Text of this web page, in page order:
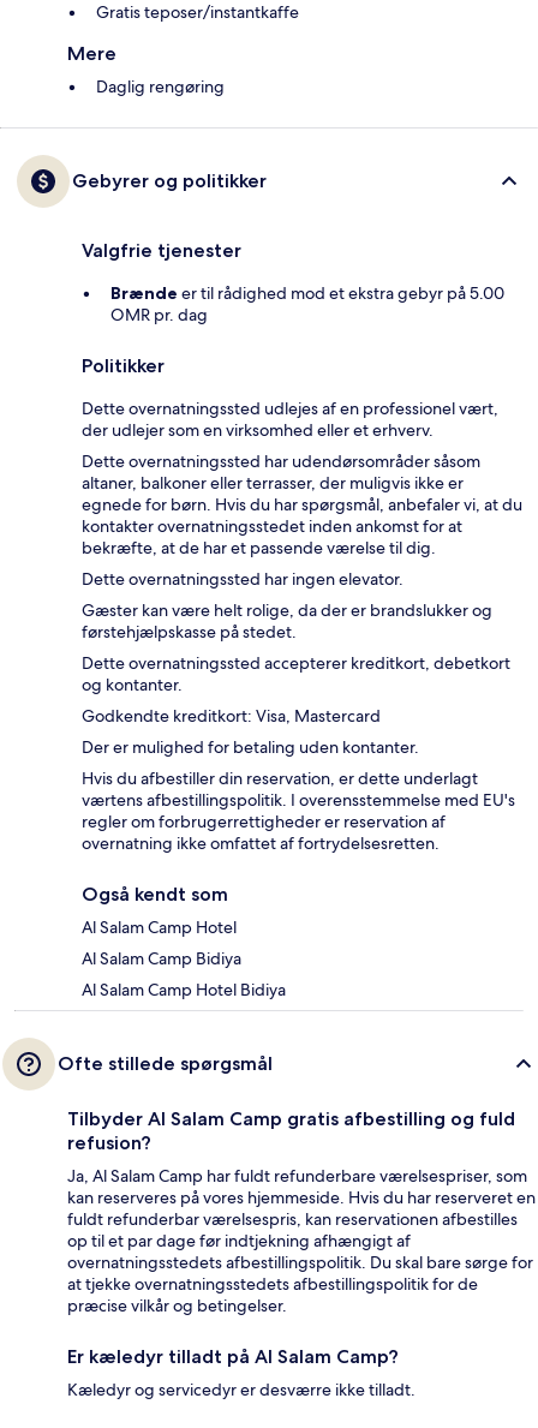
Gratis teposer/instantkaffe
Mere
Daglig rengøring
Gebyrer og politikker
Valgfrie tjenester
Brænde er til rådighed mod et ekstra gebyr på 5.00
OMR pr. dag
Politikker
Dette overnatningssted udlejes af en professionel vært,
der udlejer som en virksomhed eller et erhverv.
Dette overnatningssted har udendørsområder såsom
altaner, balkoner eller terrasser, der muligvis ikke er
egnede for børn. Hvis du har spørgsmål, anbefaler vi, at du
kontakter overnatningsstedet inden ankomst for at
bekræfte, at de har et passende værelse til dig.
Dette overnatningssted har ingen elevator.
Gæster kan være helt rolige, da der er brandslukker og
førstehjælpskasse på stedet.
Dette overnatningssted accepterer kreditkort, debetkort
og kontanter.
Godkendte kreditkort: Visa, Mastercard
Der er mulighed for betaling uden kontanter.
Hvis du afbestiller din reservation, er dette underlagt
værtens afbestillingspolitik. I overensstemmelse med EU's
regler om forbrugerrettigheder er reservation af
overnatning ikke omfattet af fortrydelsesretten.
Også kendt som
Al Salam Camp Hotel
Al Salam Camp Bidiya
Al Salam Camp Hotel Bidiya
Ofte stillede spørgsmål
Tilbyder Al Salam Camp gratis afbestilling og fuld
refusion?
Ja, Al Salam Camp har fuldt refunderbare værelsespriser, som
kan reserveres på vores hjemmeside. Hvis du har reserveret en
fuldt refunderbar værelsespris, kan reservationen afbestilles
op til et par dage før indtjekning afhængigt af
overnatningsstedets afbestillingspolitik. Du skal bare sørge for
at tjekke overnatningsstedets afbestillingspolitik for de
præcise vilkår og betingelser.
Er kæledyr tilladt på Al Salam Camp?
Kæledyr og servicedyr er desværre ikke tilladt.